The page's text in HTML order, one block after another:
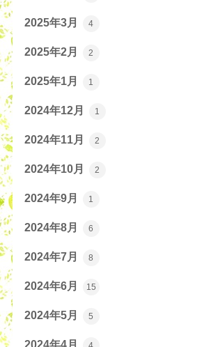
2025年3月 4
2025年2月 2
2025年1月 1
2024年12月 1
2024年11月 2
2024年10月 2
2024年9月 1
2024年8月 6
2024年7月 8
2024年6月 15
2024年5月 5
2024年4月